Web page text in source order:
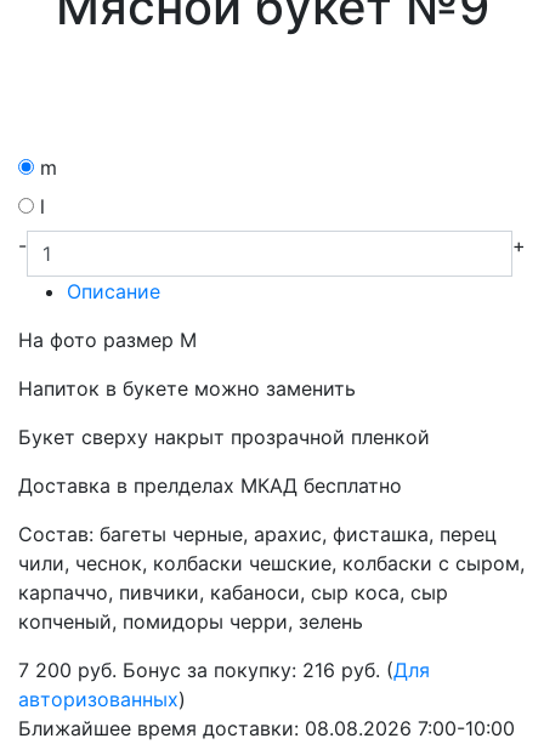
m
l
-
+
Описание
На фото размер М
Напиток в букете можно заменить
Букет сверху накрыт прозрачной пленкой
Доставка в прелделах МКАД бесплатно
Состав: багеты черные, арахис, фисташка, перец
чили, чеснок, колбаски чешские, колбаски с сыром,
карпаччо, пивчики, кабаноси, сыр коса, сыр
копченый, помидоры черри, зелень
7 200 руб. Бонус за покупку: 216 руб. (Для
авторизованных)
Ближайшее время доставки: 08.08.2026 7:00-10:00